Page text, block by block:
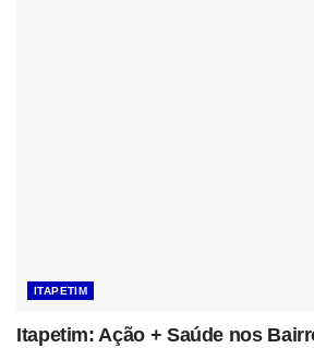
ITAPETIM
Itapetim: Ação + Saúde nos